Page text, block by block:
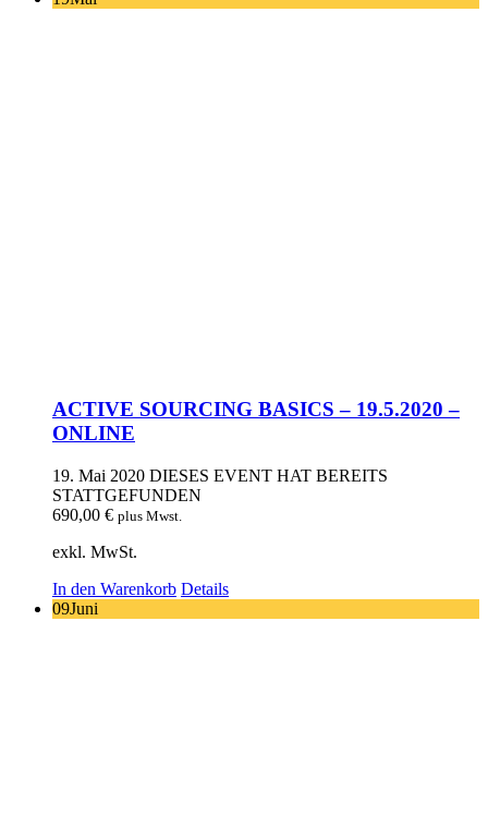
ACTIVE SOURCING BASICS – 19.5.2020 –
ONLINE
19. Mai 2020 DIESES EVENT HAT BEREITS
STATTGEFUNDEN
690,00 € plus Mwst.
exkl. MwSt.
In den Warenkorb Details
09Juni